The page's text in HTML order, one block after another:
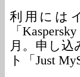
利用には
「
月。申し
ト「Just